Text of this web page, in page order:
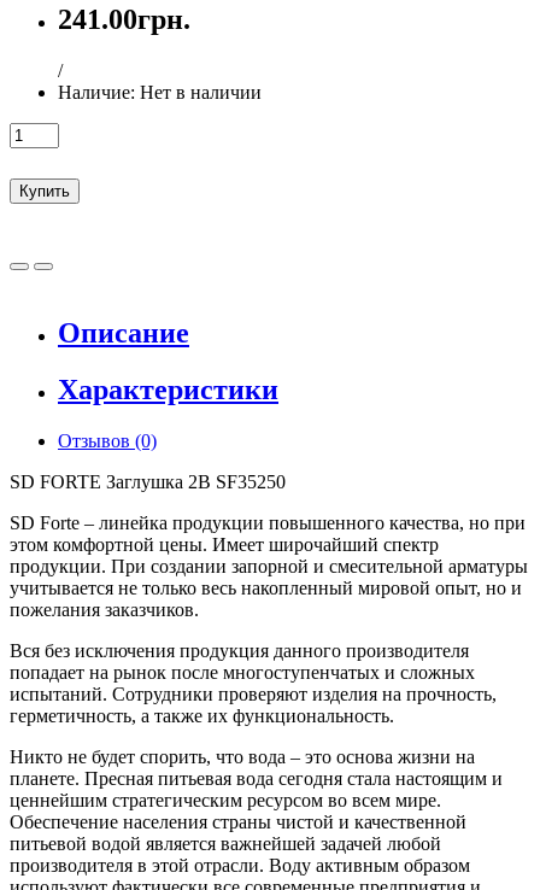
241.00грн.
/
Наличие: Нет в наличии
Купить
Описание
Характеристики
Отзывов (0)
SD FORTE Заглушка 2В SF35250
SD Forte – линейка продукции повышенного качества, но при
этом комфортной цены. Имеет широчайший спектр
продукции. При создании запорной и смесительной арматуры
учитывается не только весь накопленный мировой опыт, но и
пожелания заказчиков.
Вся без исключения продукция данного производителя
попадает на рынок после многоступенчатых и сложных
испытаний. Сотрудники проверяют изделия на прочность,
герметичность, а также их функциональность.
Никто не будет спорить, что вода – это основа жизни на
планете. Пресная питьевая вода сегодня стала настоящим и
ценнейшим стратегическим ресурсом во всем мире.
Обеспечение населения страны чистой и качественной
питьевой водой является важнейшей задачей любой
производителя в этой отрасли. Воду активным образом